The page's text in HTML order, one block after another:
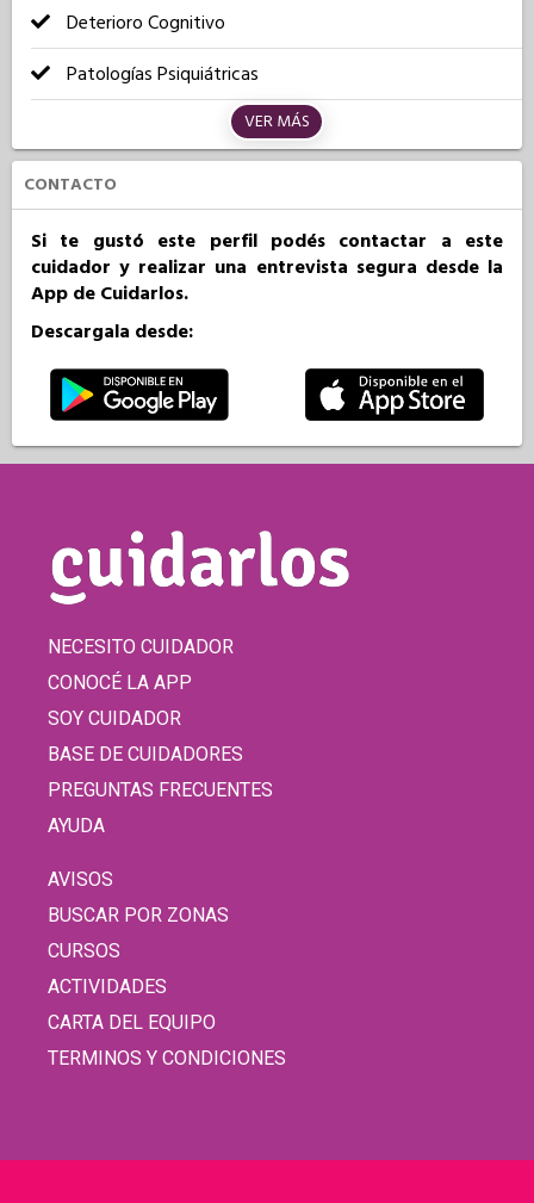
Deterioro Cognitivo
Patologías Psiquiátricas
VER MÁS
CONTACTO
Si te gustó este perfil podés contactar a este
cuidador y realizar una entrevista segura desde la
App de Cuidarlos.
Descargala desde:
NECESITO CUIDADOR
CONOCÉ LA APP
SOY CUIDADOR
BASE DE CUIDADORES
PREGUNTAS FRECUENTES
AYUDA
AVISOS
BUSCAR POR ZONAS
CURSOS
ACTIVIDADES
CARTA DEL EQUIPO
TERMINOS Y CONDICIONES